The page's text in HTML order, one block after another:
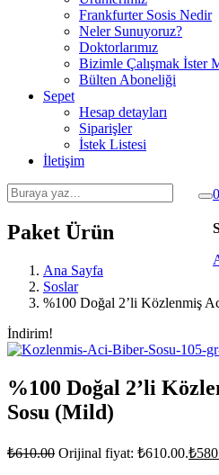
Frankfurter Sosis Nedir
Neler Sunuyoruz?
Doktorlarımız
Bizimle Çalışmak İster
Bülten Aboneliği
Sepet
Hesap detayları
Siparişler
İstek Listesi
İletişim
Paket Ürün
Ana Sayfa
Soslar
%100 Doğal 2’li Közlenmiş
İndirim!
%100 Doğal 2’li
Sosu (Mild)
₺610.00 Orijinal fiyat: ₺610.00.₺